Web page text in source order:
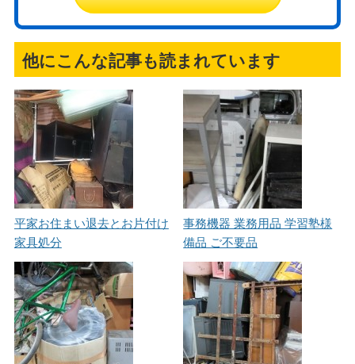
他にこんな記事も読まれています
平家お住まい退去とお片付け
家具処分
事務機器 業務用品 学習塾様
備品 ご不要品